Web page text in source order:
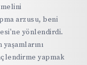
arzusu, beni
yönlendirdi.
yapmak